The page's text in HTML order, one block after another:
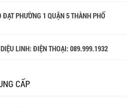
PHƯỜNG 1 QUẬN 5 THÀNH PHỐ
LINH: ĐIỆN THOẠI: 089.999.1932
CẤP